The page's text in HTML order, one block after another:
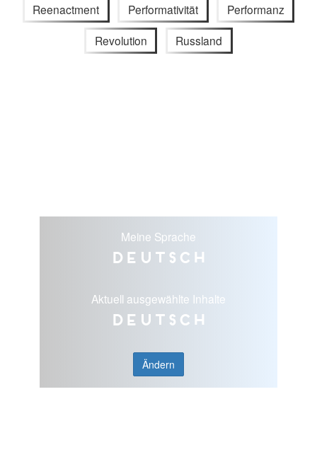
Reenactment Performativität Performanz
Revolution Russland
Meine Sprache
Deutsch
Aktuell ausgewählte Inhalte
Deutsch
Ändern